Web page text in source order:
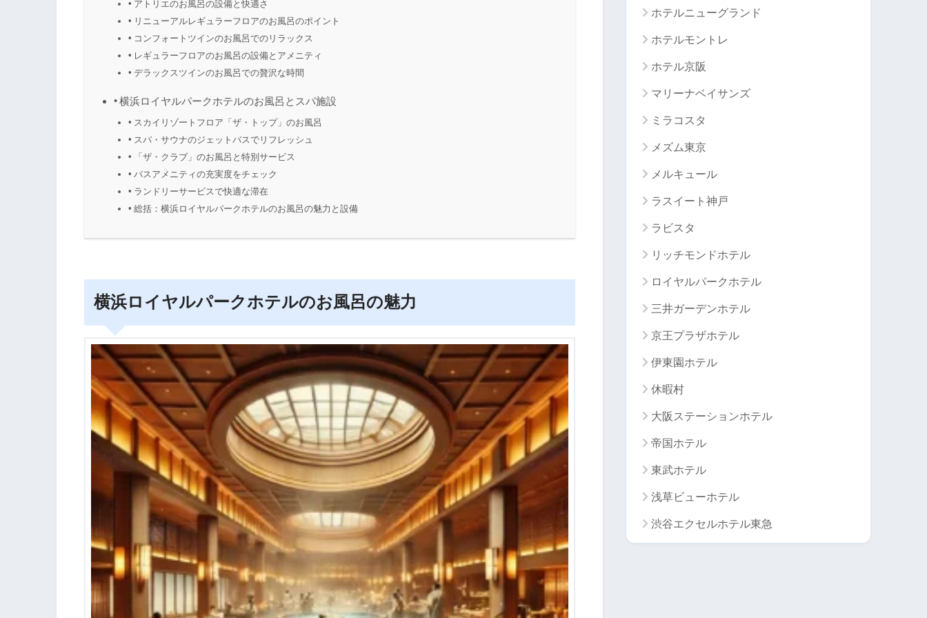
アトリエのお風呂の設備と快適さ
リニューアルレギュラーフロアのお風呂のポイント
コンフォートツインのお風呂でのリラックス
レギュラーフロアのお風呂の設備とアメニティ
デラックスツインのお風呂での贅沢な時間
横浜ロイヤルパークホテルのお風呂とスパ施設
スカイリゾートフロア「ザ・トップ」のお風呂
スパ・サウナのジェットバスでリフレッシュ
「ザ・クラブ」のお風呂と特別サービス
バスアメニティの充実度をチェック
ランドリーサービスで快適な滞在
総括：横浜ロイヤルパークホテルのお風呂の魅力と設備
横浜ロイヤルパークホテルのお風呂の魅力
ホテルニューグランド
ホテルモントレ
ホテル京阪
マリーナベイサンズ
ミラコスタ
メズム東京
メルキュール
ラスイート神戸
ラビスタ
リッチモンドホテル
ロイヤルパークホテル
三井ガーデンホテル
京王プラザホテル
伊東園ホテル
休暇村
大阪ステーションホテル
帝国ホテル
東武ホテル
浅草ビューホテル
渋谷エクセルホテル東急